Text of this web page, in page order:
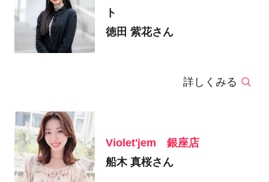
ト
徳田 紫花さん
詳しくみる
Violet'jem 銀座店
船木 真桜さん